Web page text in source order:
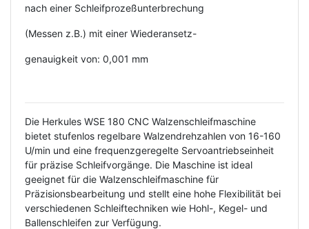
nach einer Schleifprozeßunterbrechung
(Messen z.B.) mit einer Wiederansetz-
genauigkeit von: 0,001 mm
Die Herkules WSE 180 CNC Walzenschleifmaschine
bietet stufenlos regelbare Walzendrehzahlen von 16-160
U/min und eine frequenzgeregelte Servoantriebseinheit
für präzise Schleifvorgänge. Die Maschine ist ideal
geeignet für die Walzenschleifmaschine für
Präzisionsbearbeitung und stellt eine hohe Flexibilität bei
verschiedenen Schleiftechniken wie Hohl-, Kegel- und
Ballenschleifen zur Verfügung.